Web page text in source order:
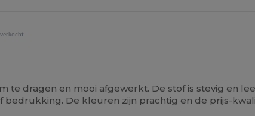
te dragen en mooi afgewerkt. De stof is stevig en
De kleuren zijn prachtig en de prijs-